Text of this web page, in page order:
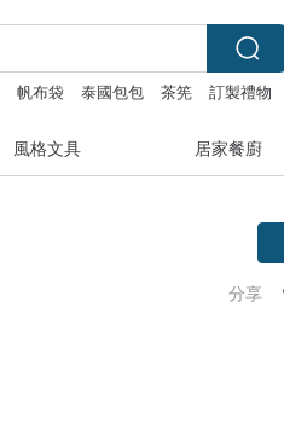
帆布袋 泰國包包 茶筅 訂製禮物
風格文具 居家餐廚
分享